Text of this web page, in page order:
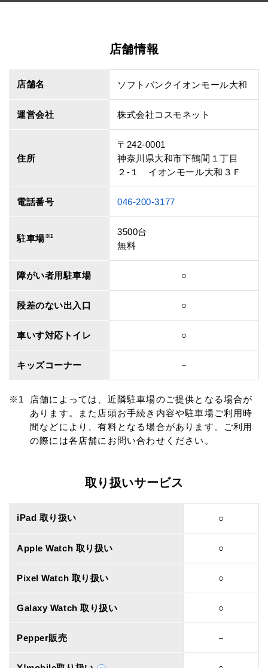
店舗情報
店舗名 ソフトバンクイオンモール大和
運営会社 株式会社コスモネット
住所
〒242-0001
神奈川県大和市下鶴間１丁目
２‐１ イオンモール大和３Ｆ
電話番号 046-200-3177
駐車場※1
3500台
無料
障がい者用駐車場 ○
段差のない出入口 ○
車いす対応トイレ ○
キッズコーナー －
店舗によっては、近隣駐車場のご提供となる場合が
あります。また店頭お手続き内容や駐車場ご利用時
間などにより、有料となる場合があります。ご利用
の際には各店舗にお問い合わせください。
取り扱いサービス
iPad 取り扱い ○
Apple Watch 取り扱い ○
Pixel Watch 取り扱い ○
Galaxy Watch 取り扱い ○
Pepper販売 －